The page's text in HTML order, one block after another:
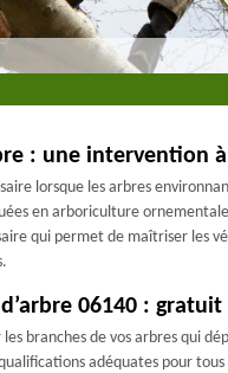
: une intervention
lorsque les arbres
en arboriculture
qui permet de maîtriser les
06140 : gratuit
les branches de vos arbres qui
adéquates pour